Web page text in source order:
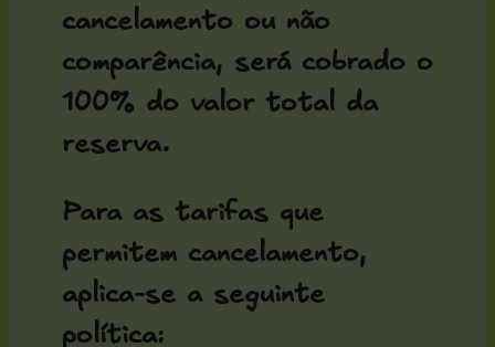
cancelamento ou não
comparência, será cobrado o
100% do valor total da
reserva.
Para as tarifas que
permitem cancelamento,
aplica-se a seguinte
política: